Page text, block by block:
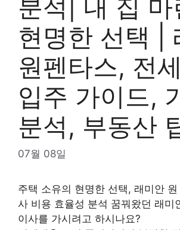
분석| 내 집 마
현명한 선택 |
원펜타스, 전
입주 가이드,
분석, 부동산
07월 08일
주택 소유의 현명한 선택, 래미안
사 비용 효율성 분석 꿈꿔왔던 래미
이사를 가시려고 하시나요?